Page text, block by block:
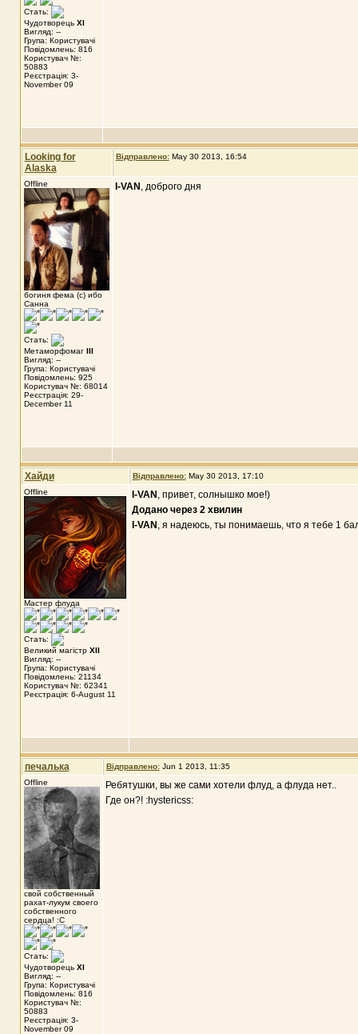
Стать:
Чудотворець XI
Вигляд: --
Група: Користувачі
Повідомлень: 816
Користувач №:
50883
Реєстрація: 3-
November 09
Looking for
Alaska
Відправлено: May 30 2013, 16:54
Offline
богиня фема (с) ибо
Санна
Стать:
Метаморфомаг III
Вигляд: --
Група: Користувачі
Повідомлень: 925
Користувач №: 68014
Реєстрація: 29-
December 11
I-VAN , доброго дня
Хайди Відправлено: May 30 2013, 17:10
Offline
Мастер флуда
Стать:
Великий магістр XII
Вигляд: --
Група: Користувачі
Повідомлень: 21134
Користувач №: 62341
Реєстрація: 6-August 11
I-VAN , привет, солнышко мое!)
Додано через 2 хвилин
I-VAN , я надеюсь, ты понимаешь, что я тебе 1
печалька Відправлено: Jun 1 2013, 11:35
Offline
свой собственный
рахат-лукум своего
собственного
сердца! :С
Стать:
Чудотворець XI
Вигляд: --
Група: Користувачі
Повідомлень: 816
Користувач №:
50883
Реєстрація: 3-
November 09
Ребятушки, вы же сами хотели флуд, а флуда нет..
Где он?! :hystericss: